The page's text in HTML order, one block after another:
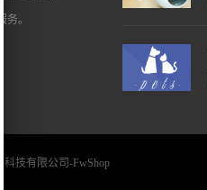
务。
科技有限公司-FwShop